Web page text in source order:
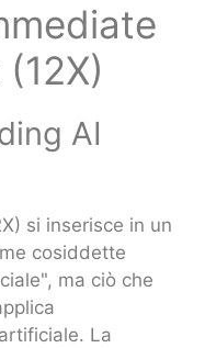
AI
si inserisce in un
cosiddette
ma ciò che
La